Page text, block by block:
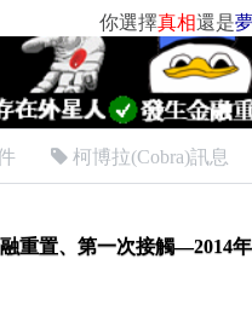
你選擇真相還是
柯博拉(Cobra)訊息
重置、第一次接觸—2014